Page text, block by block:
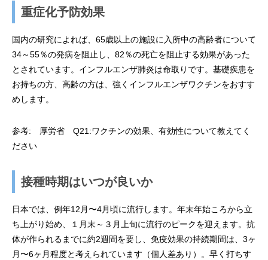
重症化予防効果
国内の研究によれば、65歳以上の施設に入所中の高齢者について
34～55％の発病を阻止し、82％の死亡を阻止する効果があった
とされています。インフルエンザ肺炎は命取りです。基礎疾患を
お持ちの方、高齢の方は、強くインフルエンザワクチンをおすす
めします。
参考: 厚労省 Q21:ワクチンの効果、有効性について教えてく
ださい
接種時期はいつが良いか
日本では、例年12月〜4月頃に流行します。年末年始ころから立
ち上がり始め、１月末～３月上旬に流行のピークを迎えます。抗
体が作られるまでに約2週間を要し、免疫効果の持続期間は、3ヶ
月〜6ヶ月程度と考えられています（個人差あり）。早く打ちす